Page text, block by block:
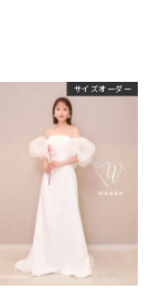
サイズオーダー